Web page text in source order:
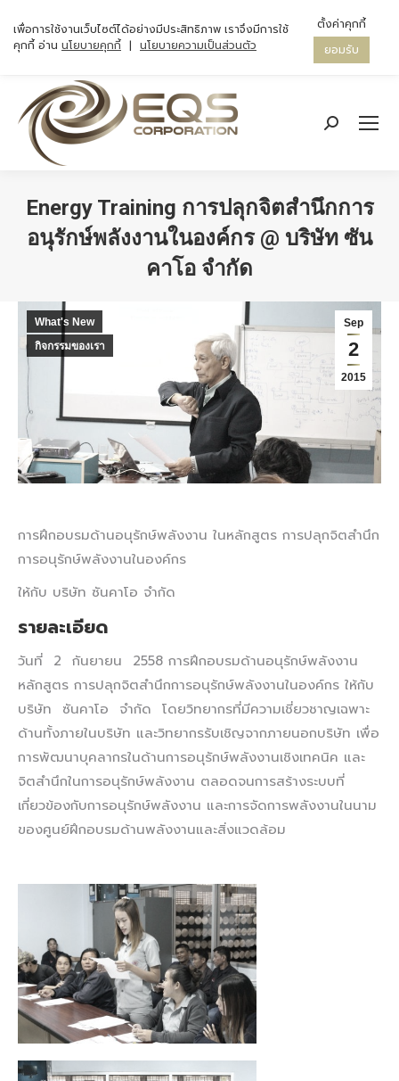
Search:
Energy Training การปลุกจิตสำนึกการ
อนุรักษ์พลังงานในองค์กร @ บริษัท ซัน
คาโอ จำกัด
Sep
2
2015
What's New
กิจกรรมของเรา
การฝึกอบรมด้านอนุรักษ์พลังงาน ในหลักสูตร การปลุกจิตสำนึก
การอนุรักษ์พลังงานในองค์กร
ให้กับ บริษัท ซันคาโอ จำกัด
รายละเอียด
วันที่ 2 กันยายน 2558 การฝึกอบรมด้านอนุรักษ์พลังงาน
หลักสูตร การปลุกจิตสำนึกการอนุรักษ์พลังงานในองค์กร ให้กับ
บริษัท ซันคาโอ จำกัด โดยวิทยากรที่มีความเชี่ยวชาญเฉพาะ
ด้านทั้งภายในบริษัท และวิทยากรรับเชิญจากภายนอกบริษัท เพื่อ
การพัฒนาบุคลากรในด้านการอนุรักษ์พลังงานเชิงเทคนิค และ
จิตสำนึกในการอนุรักษ์พลังงาน ตลอดจนการสร้างระบบที่
เกี่ยวข้องกับการอนุรักษ์พลังงาน และการจัดการพลังงานในนาม
ของศูนย์ฝึกอบรมด้านพลังงานและสิ่งแวดล้อม
เพื่อการใช้งานเว็บไซต์ได้อย่างมีประสิทธิภาพ เราจึงมีการใช้
คุกกี้ อ่าน นโยบายคุกกี้ | นโยบายความเป็นส่วนตัว
ตั้งค่าคุกกี้
ยอมรับ